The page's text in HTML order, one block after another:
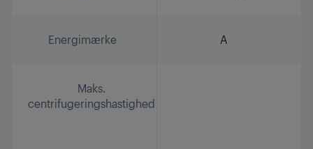
Energimærke A
Maks.
centrifugeringshastighed